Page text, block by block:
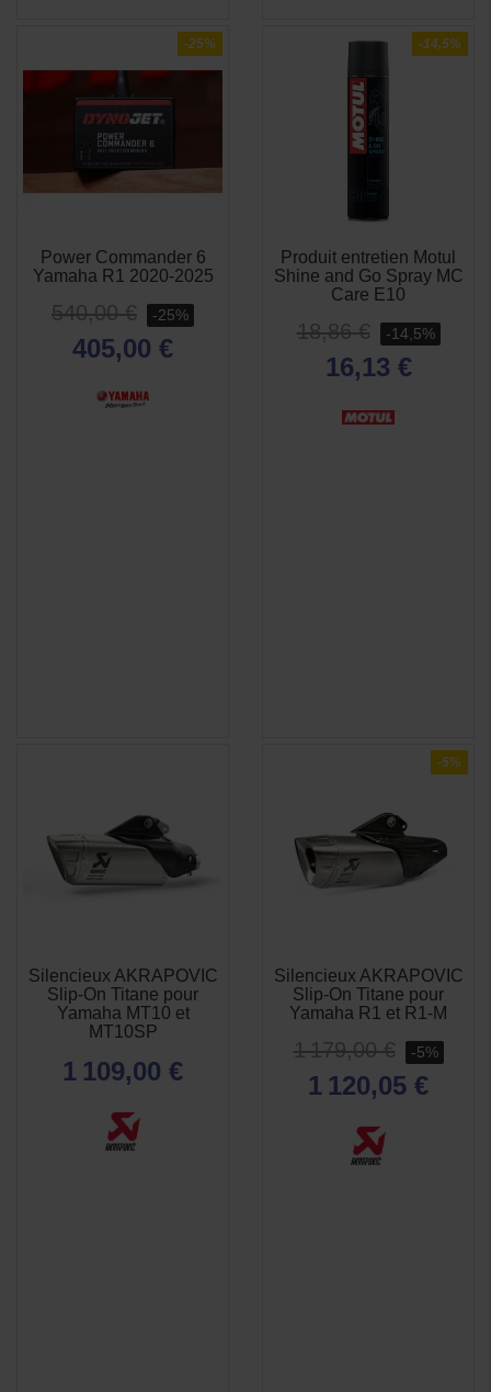
-25%
Power Commander 6
Yamaha R1 2020-2025
540,00 € -25%
405,00 €
-14,5%
Produit entretien Motul
Shine and Go Spray MC
Care E10
18,86 € -14,5%
16,13 €
 APERÇU
RAPIDE
Silencieux AKRAPOVIC
Slip-On Titane pour
Yamaha MT10 et
MT10SP
1 109,00 €
-5%
APERÇU
RAPIDE
Silencieux AKRAPOVIC
Slip-On Titane pour
Yamaha R1 et R1-M
1 179,00 € -5%
1 120,05 €
APERÇU
RAPIDE